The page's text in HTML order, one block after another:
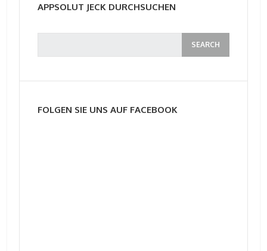
APPSOLUT JECK DURCHSUCHEN
FOLGEN SIE UNS AUF FACEBOOK